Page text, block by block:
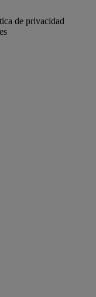
de privacidad